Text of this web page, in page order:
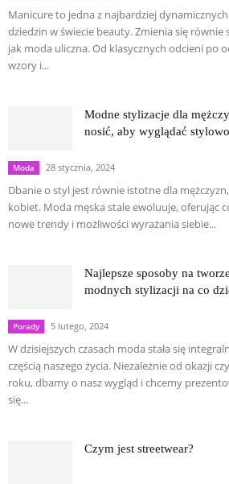
Manicure to jedna z najbardziej dynamicznych
dziedzin w świecie beauty. Zmienia się równie
jak moda uliczna. Od klasycznych odcieni po
wzory i...
Modne stylizacje dla
nosić, aby wyglądać
Moda 28 stycznia, 2024
Dbanie o styl jest równie istotne dla
kobiet. Moda męska stale ewoluuje, oferując
nowe trendy i możliwości wyrażania siebie...
Najlepsze sposoby na
modnych stylizacji na co
Porady 5 lutego, 2024
W dzisiejszych czasach moda stała się
częścią naszego życia. Niezależnie od okazji
roku, dbamy o nasz wygląd i chcemy
się...
Czym jest streetwear?